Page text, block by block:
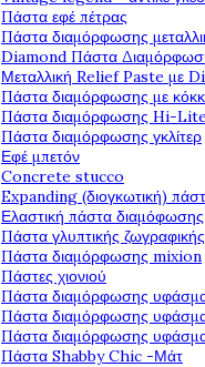
Πάστα εφέ πέτρας
Πάστα διαμόρφωσης
Diamond Πάστα
Μεταλλική Relief Paste με
Πάστα διαμόρφωσης με
Πάστα διαμόρφωσης Hi-
Πάστα διαμόρφωσης γκλίτερ
Εφέ μπετόν
Concrete stucco
Expanding (διογκωτική)
Ελαστική πάστα διαμόφωσης
Πάστα γλυπτικής ζωγραφικής
Πάστα διαμόρφωσης mixion
Πάστες χιονιού
Πάστα διαμόρφωσης
Πάστα διαμόρφωσης
Πάστα διαμόρφωσης
Πάστα Shabby Chic -Μάτ